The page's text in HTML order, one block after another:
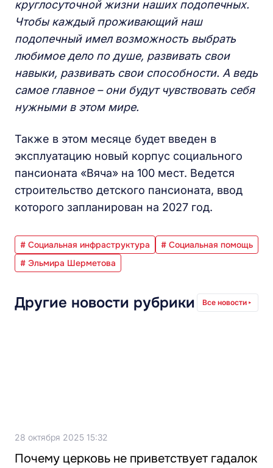
круглосуточной жизни наших подопечных.
Чтобы каждый проживающий наш
подопечный имел возможность выбрать
любимое дело по душе, развивать свои
навыки, развивать свои способности. А ведь
самое главное – они будут чувствовать себя
нужными в этом мире.
Также в этом месяце будет введен в
эксплуатацию новый корпус социального
пансионата «Вяча» на 100 мест. Ведется
строительство детского пансионата, ввод
которого запланирован на 2027 год.
# Социальная инфраструктура
# Социальная помощь
# Эльмира Шерметова
Другие новости рубрики Все новости
28 октября 2025 15:32
Почему церковь не приветствует гадалок